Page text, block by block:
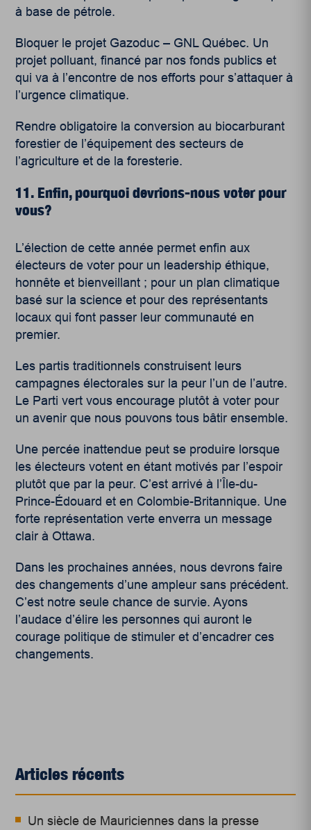
à base de pétrole.
Bloquer le projet Gazoduc – GNL Québec. Un
projet polluant, financé par nos fonds publics et
qui va à l’encontre de nos efforts pour s’attaquer à
l’urgence climatique.
Rendre obligatoire la conversion au biocarburant
forestier de l’équipement des secteurs de
l’agriculture et de la foresterie.
11. Enfin, pourquoi devrions-nous voter pour
vous?
L’élection de cette année permet enfin aux
électeurs de voter pour un leadership éthique,
honnête et bienveillant ; pour un plan climatique
basé sur la science et pour des représentants
locaux qui font passer leur communauté en
premier.
Les partis traditionnels construisent leurs
campagnes électorales sur la peur l’un de l’autre.
Le Parti vert vous encourage plutôt à voter pour
un avenir que nous pouvons tous bâtir ensemble.
Une percée inattendue peut se produire lorsque
les électeurs votent en étant motivés par l’espoir
plutôt que par la peur. C’est arrivé à l’Île-du-
Prince-Édouard et en Colombie-Britannique. Une
forte représentation verte enverra un message
clair à Ottawa.
Dans les prochaines années, nous devrons faire
des changements d’une ampleur sans précédent.
C’est notre seule chance de survie. Ayons
l’audace d’élire les personnes qui auront le
courage politique de stimuler et d’encadrer ces
changements.
Articles récents
Un siècle de Mauriciennes dans la presse